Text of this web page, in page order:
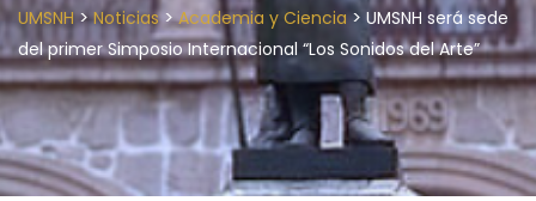
UMSNH>Noticias>Academia y Ciencia > UMSNH será sede
del primer Simposio Internacional “Los Sonidos del Arte”